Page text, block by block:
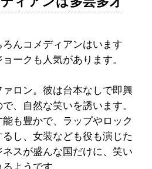
んコメディアンはいます
ークも人気があります。
ロン。彼は台本なしで即興
、自然な笑いを誘います。
も豊かで、ラップやロック
し、女装なども役も演じた
スが盛んな国だけに、笑い